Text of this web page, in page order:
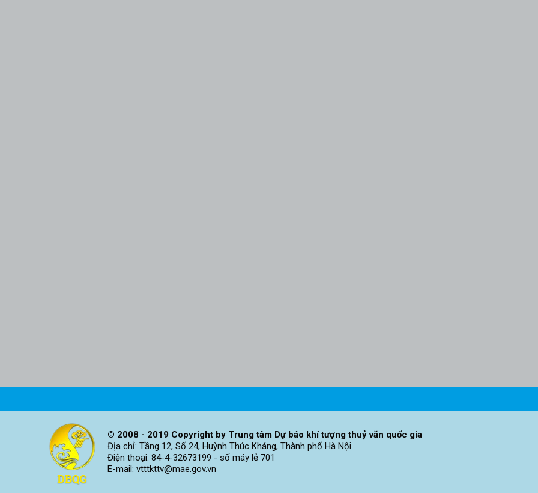
© 2008 - 2019 Copyright by Trung tâm Dự báo khí tượng thuỷ văn quốc gia
Địa chỉ: Tầng 12, Số 24, Huỳnh Thúc Kháng, Thành phố Hà Nội.
Điện thoại: 84-4-32673199 - số máy lẻ 701
E-mail: vtttkttv@mae.gov.vn